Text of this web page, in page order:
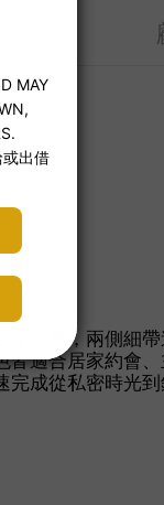
字褲，兩側細
適合居家約會
成從私密時光